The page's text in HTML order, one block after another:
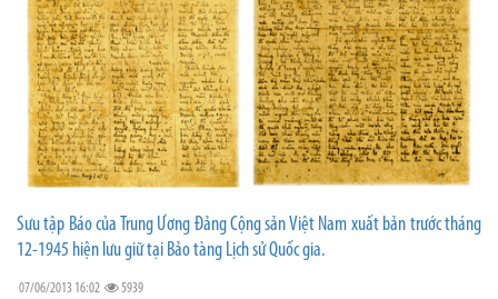
Sưu tập Báo của Trung Ương Đảng Cộng sản Việt Nam xuất bản trước tháng
12-1945 hiện lưu giữ tại Bảo tàng Lịch sử Quốc gia.
07/06/2013 16:02 5939